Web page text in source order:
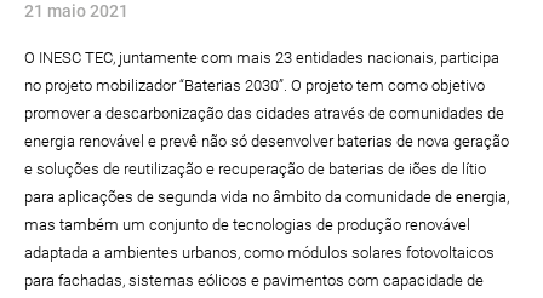
21 maio 2021
O INESC TEC, juntamente com mais 23 entidades nacionais, participa
no projeto mobilizador “Baterias 2030”. O projeto tem como objetivo
promover a descarbonização das cidades através de comunidades de
energia renovável e prevê não só desenvolver baterias de nova geração
e soluções de reutilização e recuperação de baterias de iões de lítio
para aplicações de segunda vida no âmbito da comunidade de energia,
mas também um conjunto de tecnologias de produção renovável
adaptada a ambientes urbanos, como módulos solares fotovoltaicos
para fachadas, sistemas eólicos e pavimentos com capacidade de